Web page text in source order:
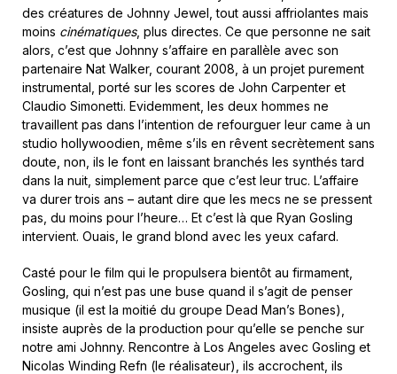
des créatures de Johnny Jewel, tout aussi affriolantes mais
moins cinématiques, plus directes. Ce que personne ne sait
alors, c’est que Johnny s’affaire en parallèle avec son
partenaire Nat Walker, courant 2008, à un projet purement
instrumental, porté sur les scores de John Carpenter et
Claudio Simonetti. Evidemment, les deux hommes ne
travaillent pas dans l’intention de refourguer leur came à un
studio hollywoodien, même s’ils en rêvent secrètement sans
doute, non, ils le font en laissant branchés les synthés tard
dans la nuit, simplement parce que c’est leur truc. L’affaire
va durer trois ans – autant dire que les mecs ne se pressent
pas, du moins pour l’heure… Et c’est là que Ryan Gosling
intervient. Ouais, le grand blond avec les yeux cafard.
Casté pour le film qui le propulsera bientôt au firmament,
Gosling, qui n’est pas une buse quand il s’agit de penser
musique (il est la moitié du groupe Dead Man’s Bones),
insiste auprès de la production pour qu’elle se penche sur
notre ami Johnny. Rencontre à Los Angeles avec Gosling et
Nicolas Winding Refn (le réalisateur), ils accrochent, ils